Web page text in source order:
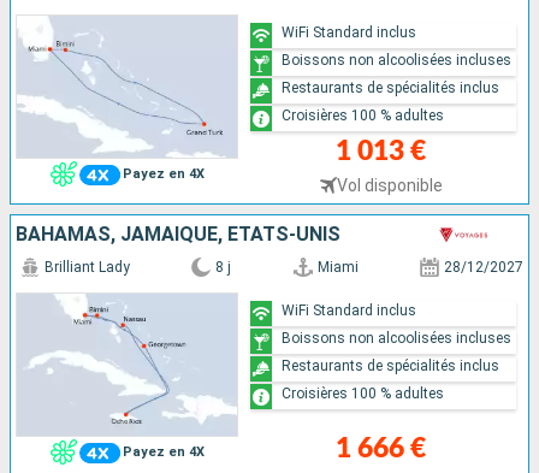
Payez en 4X
1 013 €
Vol disponible
WiFi Standard inclus
Boissons non alcoolisées incluses
Restaurants de spécialités inclus
Croisières 100 % adultes
BAHAMAS, JAMAÏQUE, ÉTATS-UNIS
Payez en 4X
Brilliant Lady 8 j Miami 28/12/2027
1 666 €
WiFi Standard inclus
Boissons non alcoolisées incluses
Restaurants de spécialités inclus
Croisières 100 % adultes